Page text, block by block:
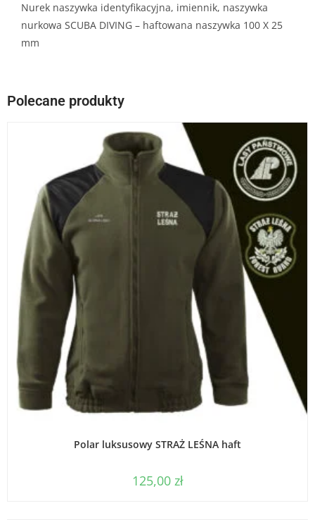
Nurek naszywka identyfikacyjna, imiennik, naszywka
nurkowa SCUBA DIVING – haftowana naszywka 100 X 25
mm
Polecane produkty
WYBIERZ OPCJE
Polar luksusowy STRAŻ LEŚNA haft
125,00 zł